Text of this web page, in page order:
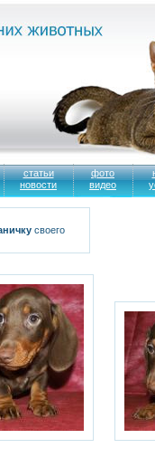
статьи
новости
фото
видео
своего